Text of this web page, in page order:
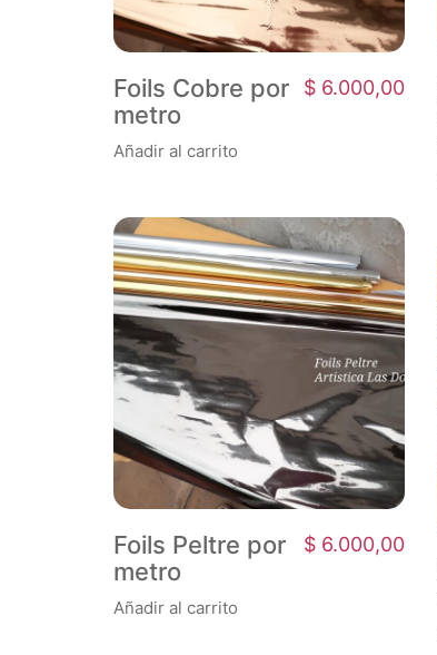
Foils Cobre por
metro
Añadir al carrito
$ 6.000,00
Foils Peltre por
metro
Añadir al carrito
$ 6.000,00